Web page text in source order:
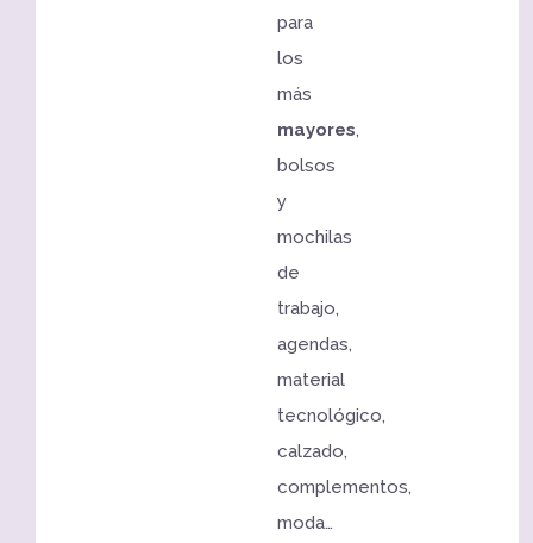
para
los
más
mayores,
bolsos
y
mochilas
de
trabajo,
agendas,
material
tecnológico,
calzado,
complementos,
moda…